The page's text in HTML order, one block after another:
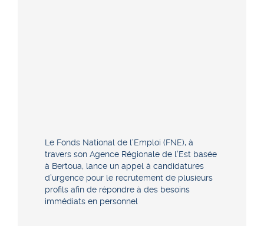
Le Fonds National de l’Emploi (FNE), à
travers son Agence Régionale de l’Est basée
à Bertoua, lance un appel à candidatures
d’urgence pour le recrutement de plusieurs
profils afin de répondre à des besoins
immédiats en personnel